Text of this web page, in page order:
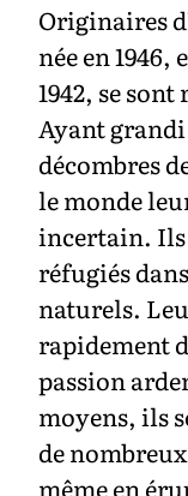
Originaires
née en
1942, se
Ayant
décombres
le monde
incertain. Ils
réfugiés
naturels.
rapidement
passion
moyens, ils
de
même en